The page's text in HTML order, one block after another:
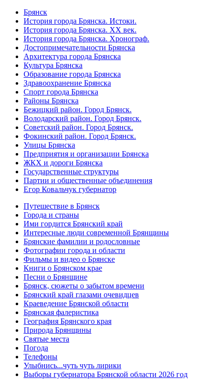
Брянск
История города Брянска. Истоки.
История города Брянска. XX век.
История города Брянска. Хронограф.
Достопримечательности Брянска
Архитектура города Брянска
Культура Брянска
Образование города Брянска
Здравоохранение Брянска
Спорт города Брянска
Районы Брянска
Бежицкий район. Город Брянск.
Володарский район. Город Брянск.
Советский район. Город Брянск.
Фокинский район. Город Брянск.
Улицы Брянска
Предприятия и организации Брянска
ЖКХ и дороги Брянска
Государственные структуры
Партии и общественные объединения
Егор Ковальчук губернатор
Путешествие в Брянск
Города и страны
Ими гордится Брянский край
Интересные люди современной Брянщины
Брянские фамилии и родословные
Фотографии города и области
Фильмы и видео о Брянске
Книги о Брянском крае
Песни о Брянщине
Брянск, сюжеты о забытом времени
Брянский край глазами очевидцев
Краеведение Брянской области
Брянская фалеристика
География Брянского края
Природа Брянщины
Святые места
Погода
Телефоны
Улыбнись...чуть чуть лирики
Выборы губернатора Брянской области 2026 год